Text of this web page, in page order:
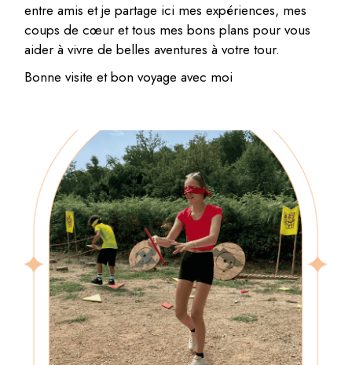
entre amis et je partage ici mes expériences, mes
coups de cœur et tous mes bons plans pour vous
aider à vivre de belles aventures à votre tour.
Bonne visite et bon voyage avec moi